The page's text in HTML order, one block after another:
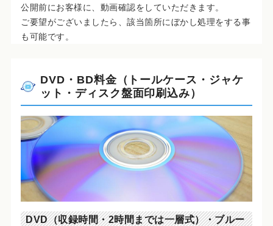
公開前にお客様に、動画確認をしていただきます。
ご要望がございましたら、該当箇所にぼかし処理をする事
も可能です。
DVD・BD料金（トールケース・ジャケ
ット・ディスク盤面印刷込み）
DVD（収録時間・2時間までは一層式）・ブルー